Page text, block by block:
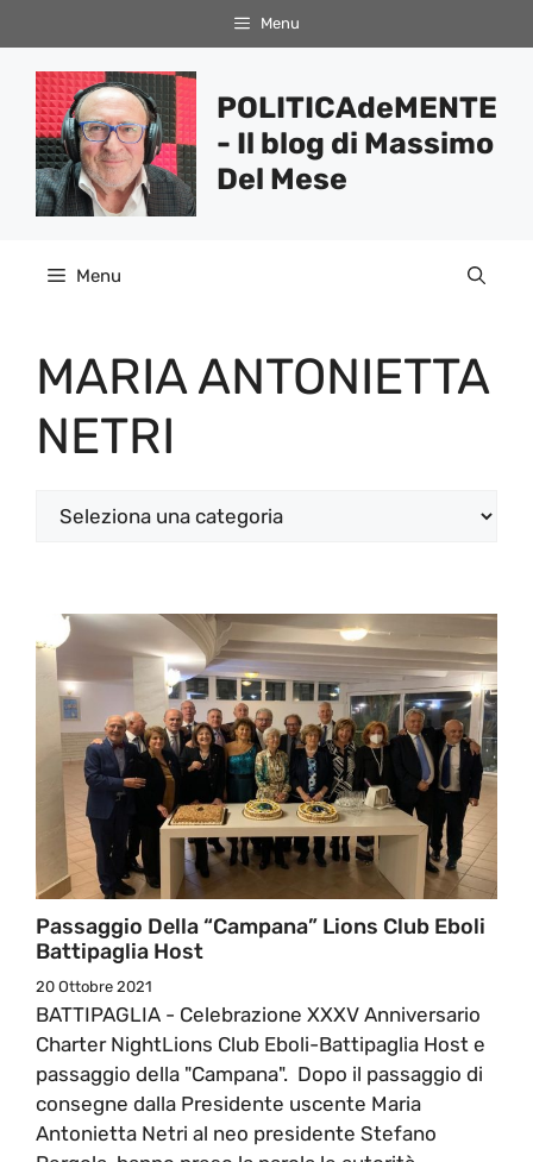
al
contenuto
Menu
POLITICAdeMENTE
- Il blog di Massimo
Del Mese
Menu
MARIA ANTONIETTA
NETRI
Categorie
Passaggio Della “Campana” Lions Club Eboli
Battipaglia Host
20 Ottobre 2021
BATTIPAGLIA - Celebrazione XXXV Anniversario
Charter NightLions Club Eboli-Battipaglia Host e
passaggio della "Campana". Dopo il passaggio di
consegne dalla Presidente uscente Maria
Antonietta Netri al neo presidente Stefano